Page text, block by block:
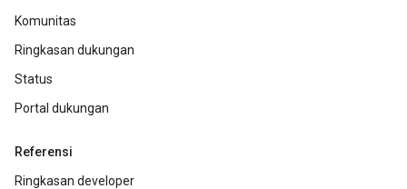
Komunitas
Ringkasan dukungan
Status
Portal dukungan
Referensi
Ringkasan developer